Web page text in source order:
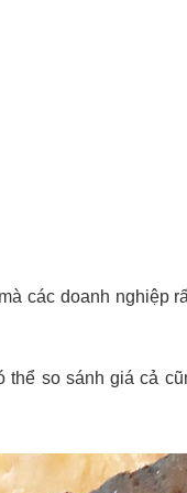
các doanh nghiệp
so sánh giá cả